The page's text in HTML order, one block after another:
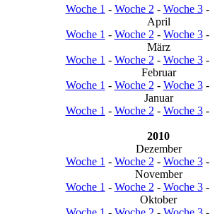
Woche 1 - Woche 2 - Woche 3-
April
Woche 1 - Woche 2 - Woche 3-
März
Woche 1 - Woche 2 - Woche 3-
Februar
Woche 1 - Woche 2 - Woche 3-
Januar
Woche 1 - Woche 2 - Woche 3-
2010
Dezember
Woche 1 - Woche 2 - Woche 3-
November
Woche 1 - Woche 2 - Woche 3-
Oktober